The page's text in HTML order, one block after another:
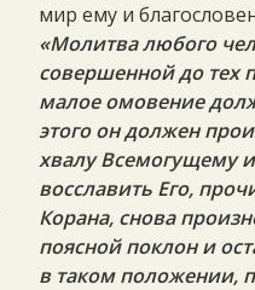
мир ему и
«Молитва любого
совершенной до тех
малое омовение
этого он должен
хвалу Всемогущему
восславить Его,
Корана, снова
поясной поклон и
в таком положении,